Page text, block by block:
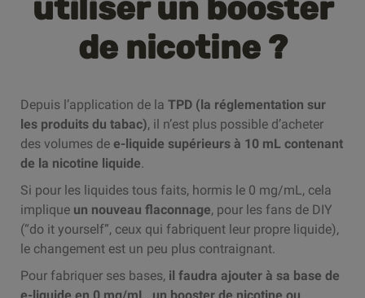
utiliser un booster
de nicotine ?
Depuis l’application de la TPD (la réglementation sur
les produits du tabac), il n’est plus possible d’acheter
des volumes de e-liquide supérieurs à 10 mL contenant
de la nicotine liquide.
Si pour les liquides tous faits, hormis le 0 mg/mL, cela
implique un nouveau flaconnage, pour les fans de DIY
(“do it yourself”, ceux qui fabriquent leur propre liquide),
le changement est un peu plus contraignant.
Pour fabriquer ses bases, il faudra ajouter à sa base de